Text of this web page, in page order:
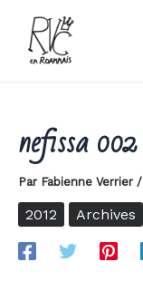
contenu
nefissa 002
Par Fabienne Verrier /
2012 Archives